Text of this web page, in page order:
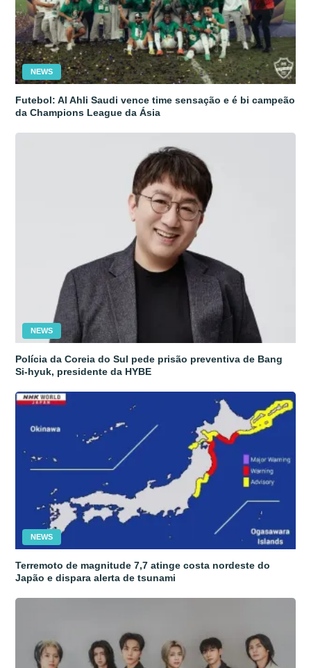
NEWS
Futebol: Al Ahli Saudi vence time sensação e é bi campeão
da Champions League da Ásia
NEWS
Polícia da Coreia do Sul pede prisão preventiva de Bang
Si-hyuk, presidente da HYBE
NEWS
Terremoto de magnitude 7,7 atinge costa nordeste do
Japão e dispara alerta de tsunami